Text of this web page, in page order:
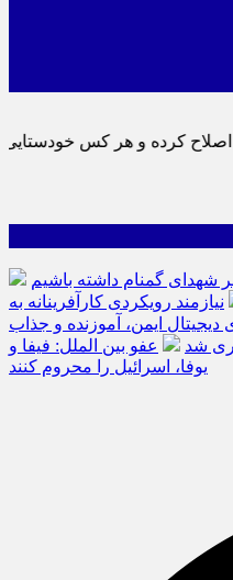
شهدای گمنام داشته باشیم
نیازمند رویکردی کارآفرینانه به
ایمن، آموزنده و جذاب
شد
عفو بین الملل: فیفا و
یوفا، اسرائیل را محروم کنند